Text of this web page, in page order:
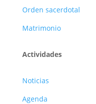
Orden sacerdotal
Matrimonio
Actividades
Noticias
Agenda